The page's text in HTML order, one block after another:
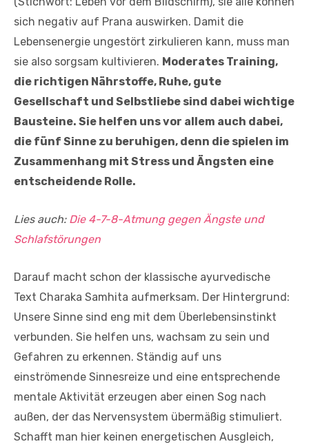
sich negativ auf Prana auswirken. Damit die
Lebensenergie ungestört zirkulieren kann, muss man
sie also sorgsam kultivieren. Moderates Training,
die richtigen Nährstoffe, Ruhe, gute
Gesellschaft und Selbstliebe sind dabei wichtige
Bausteine. Sie helfen uns vor allem auch dabei,
die fünf Sinne zu beruhigen, denn die spielen im
Zusammenhang mit Stress und Ängsten eine
entscheidende Rolle.
Lies auch: Die 4-7-8-Atmung gegen Ängste und
Schlafstörungen
Darauf macht schon der klassische ayurvedische
Text Charaka Samhita aufmerksam. Der Hintergrund:
Unsere Sinne sind eng mit dem Überlebensinstinkt
verbunden. Sie helfen uns, wachsam zu sein und
Gefahren zu erkennen. Ständig auf uns
einströmende Sinnesreize und eine entsprechende
mentale Aktivität erzeugen aber einen Sog nach
außen, der das Nervensystem übermäßig stimuliert.
Schafft man hier keinen energetischen Ausgleich,